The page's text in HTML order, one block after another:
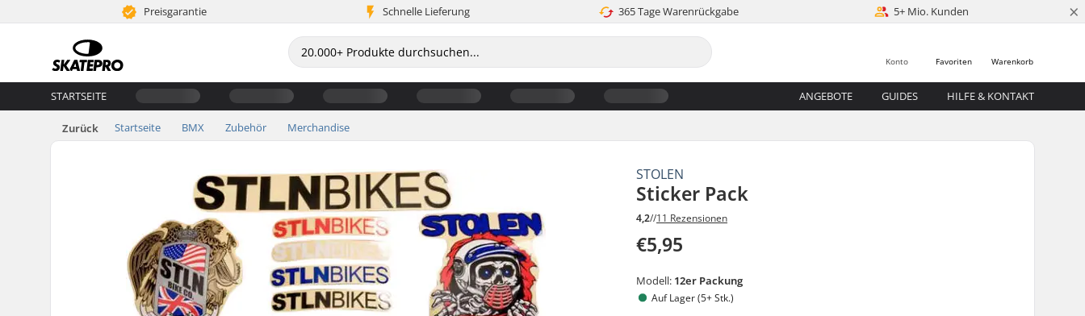
Preisgarantie Schnelle Lieferung 365 Tage Warenrückgabe 5+ Mio. Kunden ×
Warenkorb
Favoriten
Konto
STARTSEITE ANGEBOTE GUIDES HILFE & KONTAKT
Zurück Startseite BMX Zubehör Merchandise
STOLEN
Sticker Pack
4,2//11 Rezensionen
€5,95
Modell: 12er Packung
Auf Lager (5+ Stk.)